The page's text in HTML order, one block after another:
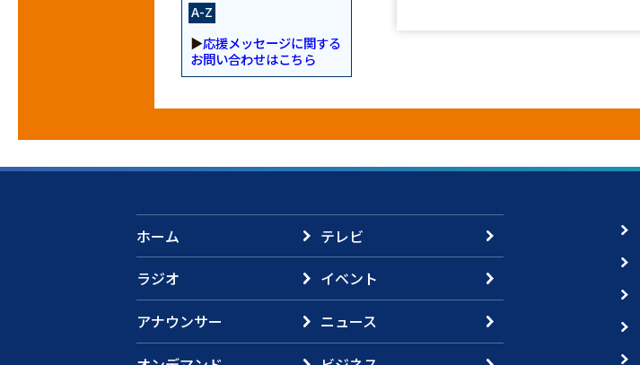
A-Z
▶応援メッセージに関する
お問い合わせはこちら
ホーム
テレビ
ラジオ
イベント
アナウンサー
ニュース